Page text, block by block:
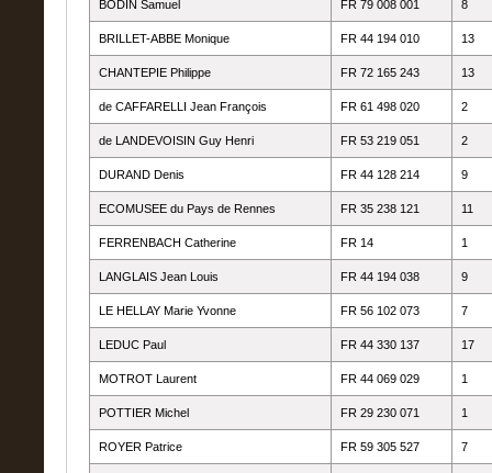
BODIN Samuel FR 79 008 001 8
BRILLET-ABBE Monique FR 44 194 010 13
CHANTEPIE Philippe FR 72 165 243 13
de CAFFARELLI Jean François FR 61 498 020 2
de LANDEVOISIN Guy Henri FR 53 219 051 2
DURAND Denis FR 44 128 214 9
ECOMUSEE du Pays de Rennes FR 35 238 121 11
FERRENBACH Catherine FR 14 1
LANGLAIS Jean Louis FR 44 194 038 9
LE HELLAY Marie Yvonne FR 56 102 073 7
LEDUC Paul FR 44 330 137 17
MOTROT Laurent FR 44 069 029 1
POTTIER Michel FR 29 230 071 1
ROYER Patrice FR 59 305 527 7